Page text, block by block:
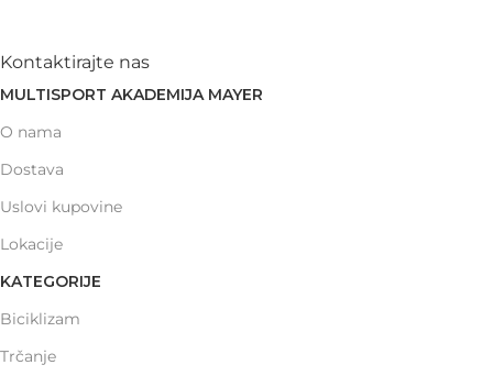
Kontaktirajte nas
MULTISPORT AKADEMIJA MAYER
O nama
Dostava
Uslovi kupovine
Lokacije
KATEGORIJE
Biciklizam
Trčanje